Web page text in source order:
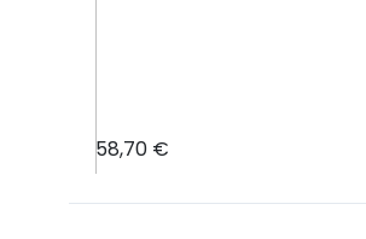
58,70 €